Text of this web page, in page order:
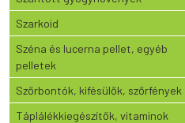
Szarkoid
Széna és lucerna pellet, egyéb
pelletek
Szőrbontók, kifésülők, szőrfények
Táplálékkiegészítők, vitaminok